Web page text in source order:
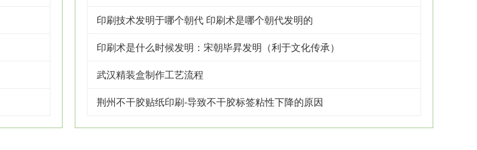
印刷技术发明于哪个朝代 印刷术是哪个朝代发明的
印刷术是什么时候发明：宋朝毕昇发明（利于文化传承）
武汉精装盒制作工艺流程
荆州不干胶贴纸印刷-导致不干胶标签粘性下降的原因